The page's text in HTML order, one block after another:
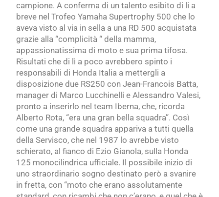
campione. A conferma di un talento esibito di li a
breve nel Trofeo Yamaha Supertrophy 500 che lo
aveva visto al via in sella a una RD 500 acquistata
grazie alla “complicità “ della mamma,
appassionatissima di moto e sua prima tifosa.
Risultati che di lì a poco avrebbero spinto i
responsabili di Honda Italia a mettergli a
disposizione due RS250 con Jean-Francois Batta,
manager di Marco Lucchinelli e Alessandro Valesi,
pronto a inserirlo nel team Iberna, che, ricorda
Alberto Rota, “era una gran bella squadra”. Così
come una grande squadra appariva a tutti quella
della Servisco, che nel 1987 lo avrebbe visto
schierato, al fianco di Ezio Gianola, sulla Honda
125 monocilindrica ufficiale. Il possibile inizio di
uno straordinario sogno destinato però a svanire
in fretta, con “moto che erano assolutamente